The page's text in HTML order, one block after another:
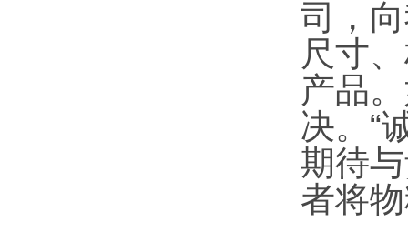
司，
尺寸
产品
决。“
期待
者将